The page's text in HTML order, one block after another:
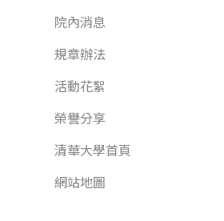
院內消息
規章辦法
活動花絮
榮譽分享
清華大學首頁
網站地圖